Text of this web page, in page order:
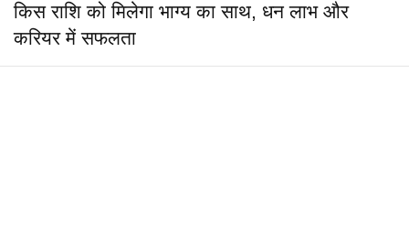
किस राशि को मिलेगा भाग्य का साथ, धन लाभ और
करियर में सफलता